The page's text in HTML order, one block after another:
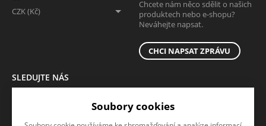
CZK (Kč)
Chcete nám něco sdělit o našich
produktech nebo e-shopu?
Neváhejte napsat.
CHCI NAPSAT ZPRÁVU
SLEDUJTE NÁS
Soubory cookies